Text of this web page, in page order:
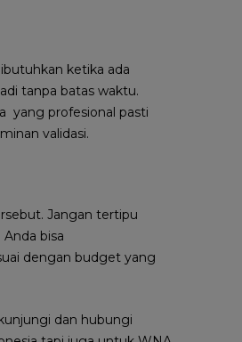
ketika ada
tanpa batas waktu.
yang profesional pasti
validasi.
Jangan tertipu
bisa
dengan budget yang
dan hubungi